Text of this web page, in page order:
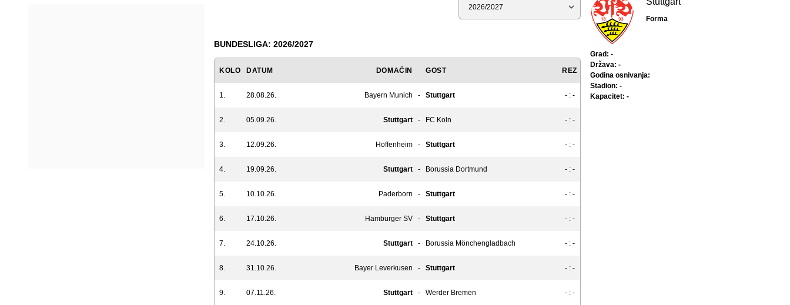
BUNDESLIGA: 2026/2027
KOLO DATUM DOMAĆIN GOST REZ
1. 28.08.26. Bayern Munich - Stuttgart - : -
2. 05.09.26. Stuttgart - FC Koln - : -
3. 12.09.26. Hoffenheim - Stuttgart - : -
4. 19.09.26. Stuttgart - Borussia Dortmund - : -
5. 10.10.26. Paderborn - Stuttgart - : -
6. 17.10.26. Hamburger SV - Stuttgart - : -
7. 24.10.26. Stuttgart - Borussia Mönchengladbach - : -
8. 31.10.26. Bayer Leverkusen - Stuttgart - : -
9. 07.11.26. Stuttgart - Werder Bremen - : -
Forma
Grad: -
Država: -
Godina osnivanja:
Stadion: -
Kapacitet: -